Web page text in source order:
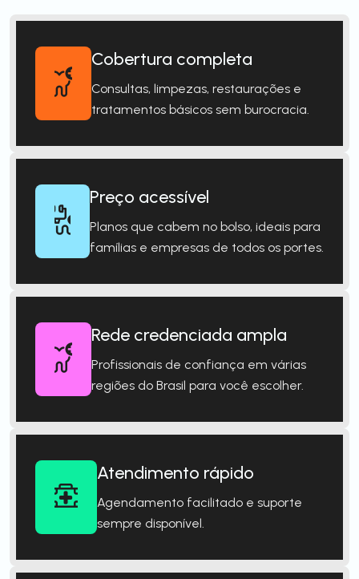
Cobertura completa
Consultas, limpezas, restaurações e
tratamentos básicos sem burocracia.
Preço acessível
Planos que cabem no bolso, ideais para
famílias e empresas de todos os portes.
Rede credenciada ampla
Profissionais de confiança em várias
regiões do Brasil para você escolher.
Atendimento rápido
Agendamento facilitado e suporte
sempre disponível.